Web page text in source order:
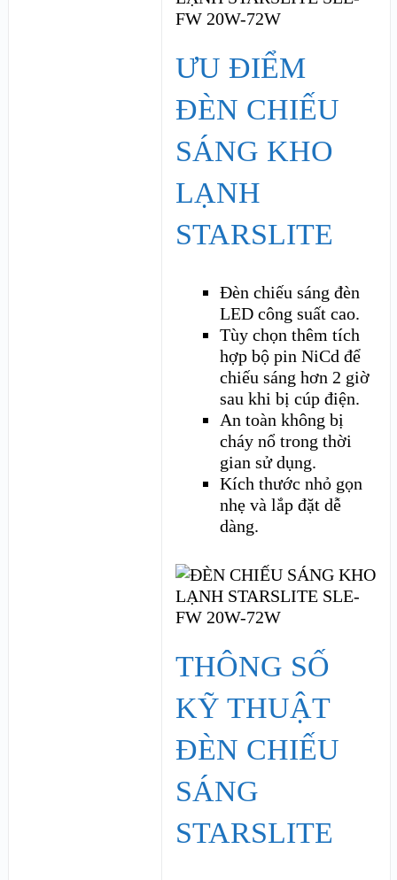
ƯU ĐIỂM
ĐÈN CHIẾU
SÁNG KHO
LẠNH
STARSLITE
Đèn chiếu sáng đèn
LED công suất cao.
Tùy chọn thêm tích
hợp bộ pin NiCd để
chiếu sáng hơn 2 giờ
sau khi bị cúp điện.
An toàn không bị
cháy nổ trong thời
gian sử dụng.
Kích thước nhỏ gọn
nhẹ và lắp đặt dễ
dàng.
THÔNG SỐ
KỸ THUẬT
ĐÈN CHIẾU
SÁNG
STARSLITE